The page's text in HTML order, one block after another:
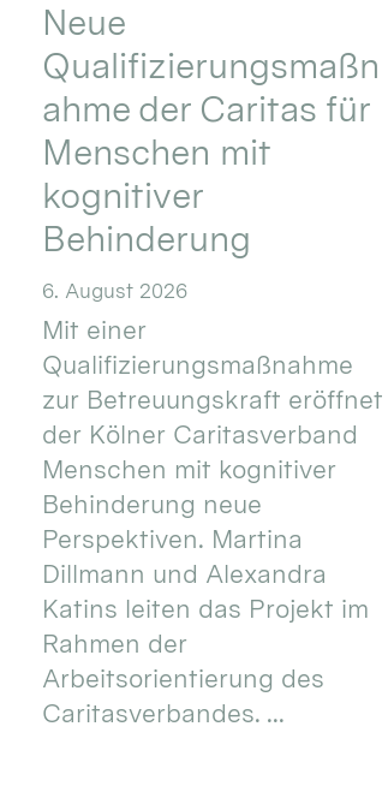
Neue
Qualifizierungsmaßn
ahme der Caritas für
Menschen mit
kognitiver
Behinderung
6. August 2026
Mit einer
Qualifizierungsmaßnahme
zur Betreuungskraft eröffnet
der Kölner Caritasverband
Menschen mit kognitiver
Behinderung neue
Perspektiven. Martina
Dillmann und Alexandra
Katins leiten das Projekt im
Rahmen der
Arbeitsorientierung des
Caritasverbandes. ...